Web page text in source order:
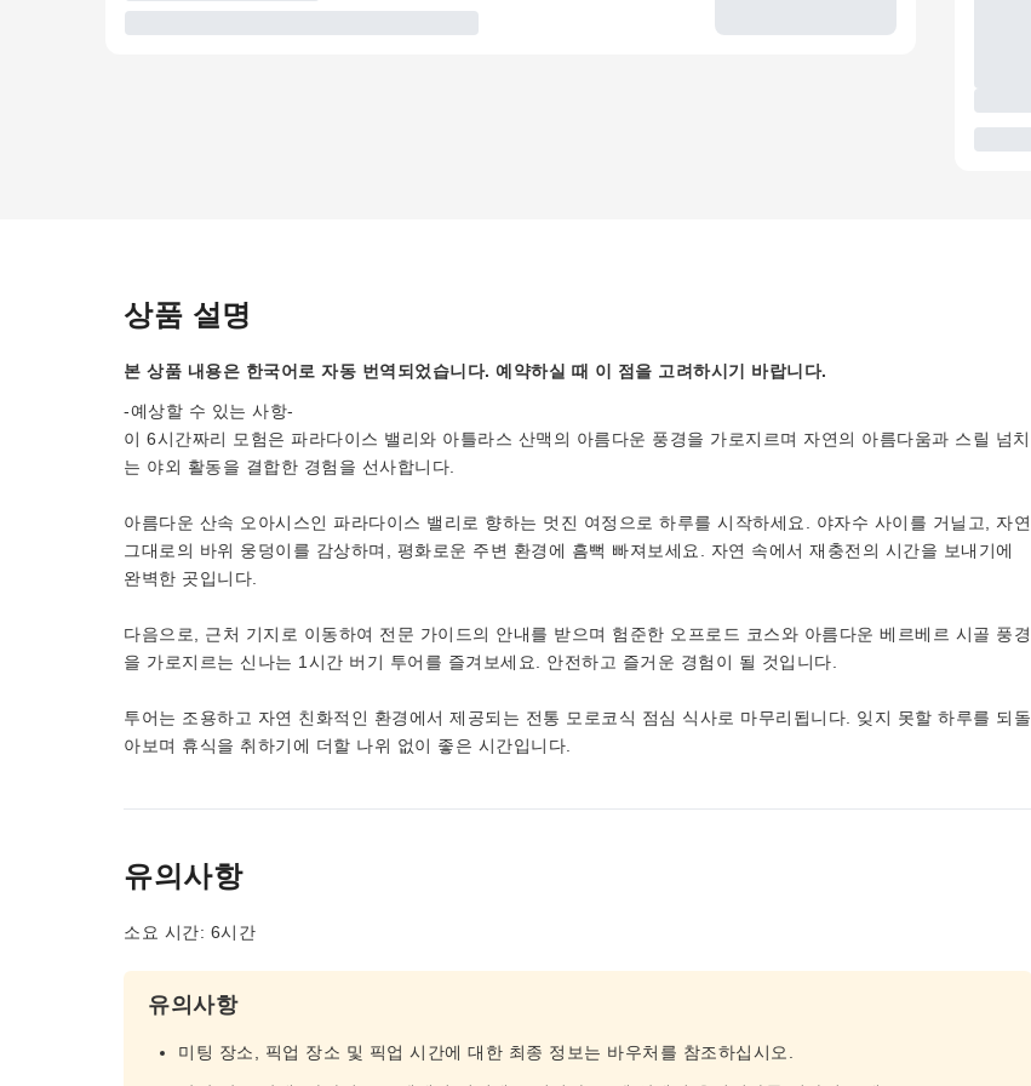
상품 설명
본 상품 내용은 한국어로 자동 번역되었습니다. 예약하실 때 이 점을 고려하시기 바랍니다.
-예상할 수 있는 사항-
이 6시간짜리 모험은 파라다이스 밸리와 아틀라스 산맥의 아름다운 풍경을 가로지르며 자연의 아름다움과 스릴 넘치
는 야외 활동을 결합한 경험을 선사합니다.
아름다운 산속 오아시스인 파라다이스 밸리로 향하는 멋진 여정으로 하루를 시작하세요. 야자수 사이를 거닐고, 자연
그대로의 바위 웅덩이를 감상하며, 평화로운 주변 환경에 흠뻑 빠져보세요. 자연 속에서 재충전의 시간을 보내기에
완벽한 곳입니다.
다음으로, 근처 기지로 이동하여 전문 가이드의 안내를 받으며 험준한 오프로드 코스와 아름다운 베르베르 시골 풍경
을 가로지르는 신나는 1시간 버기 투어를 즐겨보세요. 안전하고 즐거운 경험이 될 것입니다.
투어는 조용하고 자연 친화적인 환경에서 제공되는 전통 모로코식 점심 식사로 마무리됩니다. 잊지 못할 하루를 되돌
아보며 휴식을 취하기에 더할 나위 없이 좋은 시간입니다.
유의사항
소요 시간: 6시간
유의사항
미팅 장소, 픽업 장소 및 픽업 시간에 대한 최종 정보는 바우처를 참조하십시오.